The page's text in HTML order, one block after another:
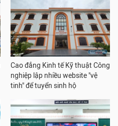
Cao đẳng Kinh tế Kỹ thuật Công
nghiệp lập nhiều website "vệ
tinh" để tuyển sinh hộ